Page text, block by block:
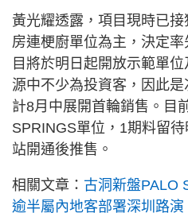
黃光耀透露，項目現時已
房連梗廚單位為主，決定
目將於明日起開放示範單
源中不少為投資客，因此
計8月中展開首輪銷售。目
SPRINGS單位，1期料留
站開通後推售。
相關文章： 古洞新盤PALO
逾半屬內地客部署深圳路演